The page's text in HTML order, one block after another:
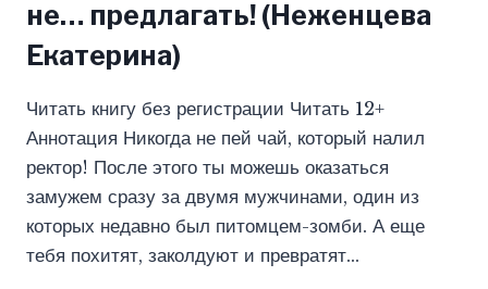
не… предлагать! (Неженцева
Екатерина)
Читать книгу без регистрации Читать 12+
Аннотация Никогда не пей чай, который налил
ректор! После этого ты можешь оказаться
замужем сразу за двумя мужчинами, один из
которых недавно был питомцем-зомби. А еще
тебя похитят, заколдуют и превратят…